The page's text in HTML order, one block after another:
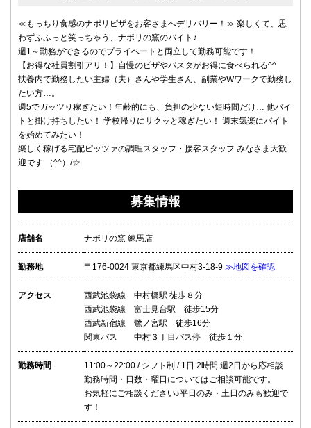
≪もっちり食感のナポリピザをお客さまへデリバリー！≫ 楽しくて、思
わずふふっと笑っちゃう、ナポリの窯のバイト♪
週1～勤務ができるのでプライベートと両立して勤務可能です！
【お得な社員割引アリ！】自慢のピザやパスタがお得に食べられる^^
扶養内で勤務したい主婦（夫）さんや学生さん、副業やWワークで勤務し
たい方…。
週5でガッツり稼ぎたい！年齢的にも、負担の少ない短時間だけ… 他バイ
トと掛け持ちしたい！ 学校帰りにサクッと稼ぎたい！ 週末気楽にバイト
を始めてみたい！
楽しく稼げる宅配ピッツァの調理スタッフ・接客スタッフ みなさま大歓
迎です （^^）/☆
募集情報
店舗名 ナポリの窯 練馬店
勤務地 〒176-0024 東京都練馬区中村3-18-9 ≫地図を確認
アクセス
西武池袋線 中村橋駅 徒歩８分
西武池袋線 富士見台駅 徒歩15分
西武新宿線 鷺ノ宮駅 徒歩16分
関東バス 中村３丁目バス停 徒歩１分
勤務時間
11:00～22:00 / シフト制 / 1日 2時間 週2日から応相談
勤務時間・日数・曜日についてはご相談可能です。
お気軽にご相談ください♪平日のみ・土日のみも歓迎で
す！